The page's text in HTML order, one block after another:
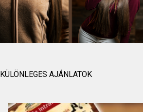
KÜLÖNLEGES AJÁNLATOK